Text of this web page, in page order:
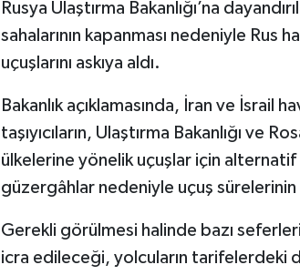
Rusya Ulaştırma Bakanlığı’na
sahalarının kapanması nedeniyle
uçuşlarını askıya aldı.
Bakanlık açıklamasında, İran ve İsrail
taşıyıcıların, Ulaştırma Bakanlığı ve
ülkelerine yönelik uçuşlar için
güzergâhlar nedeniyle uçuş
Gerekli görülmesi halinde bazı
icra edileceği, yolcuların tarifelerdeki